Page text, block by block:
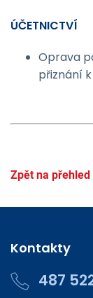
ÚČETNICTVÍ
Oprava
přiznání k
Zpět na přehled
Kontakty
487